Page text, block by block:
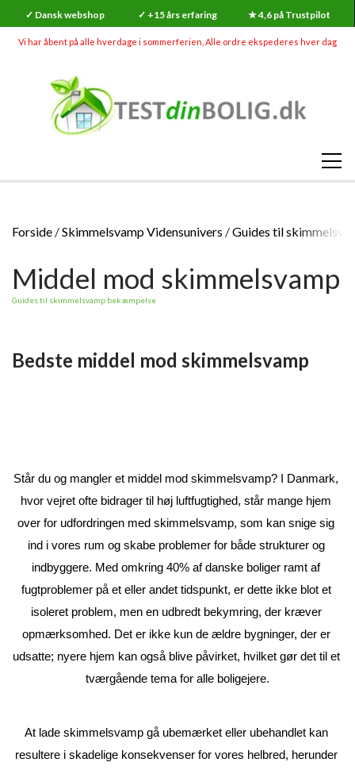
✓ Dansk webshop ✓ +15 års erfaring ★ 4,6 på Trustpilot
Vi har åbent på alle hverdage i sommerferien, Alle ordre ekspederes hver dag
SHOP
RADONMÅLINGER
RADONMÅLING - LANGTID (MIN. 60 DAGE)
SKIMMELSVAMP
SKIMMELSVAMP RENS
SKIMMELSVAMP BESKYTTELSESUDSTYR
KOLDTÅGE - SKIMMELSVAMPDRÆBER
SKIMMELSVAMPHUNDEN
INDEKLIMA MÅLER
SKADEDYR
BESKYTTELSESTØJ MOD SKIMMELSVAMP
INDEKLIMABØGER
DIV. BØGER/PUBLIKATION OM RADON/SKIMMELSVAMP
SKADEDYR (MEGA UDSALG)
RADONMÅLINGER
SKIMMELSVAMP
HYGROMETER / FUGTIGHEDSMÅLER
BESKYTTELSESUDSTYR MOD SKIMMELSVAMP
SKIMMELSVAMP RENS – EFFEKTIVE PRODUKTER TIL
KOLDTÅGE - SKIMMELSVAMP DRÆBER
OM OS
ÅBNINGSTIDER
LEVERING / AFHENTNING
NYHEDER
Forside Skimmelsvamp Vidensunivers Guides til
Middel mod skimmelsvamp
Guides til skimmelsvamp bekæmpelse
Bedste middel mod skimmelsvamp
Står du og mangler et middel mod skimmelsvamp? I Danmark,
hvor vejret ofte bidrager til høj luftfugtighed, står mange hjem
over for udfordringen med skimmelsvamp, som kan snige sig
ind i vores rum og skabe problemer for både strukturer og
indbyggere. Med omkring 40% af danske boliger ramt af
fugtproblemer på et eller andet tidspunkt, er dette ikke blot et
isoleret problem, men en udbredt bekymring, der kræver
opmærksomhed. Det er ikke kun de ældre bygninger, der er
udsatte; nyere hjem kan også blive påvirket, hvilket gør det til et
tværgående tema for alle boligejere.
At lade skimmelsvamp gå ubemærket eller ubehandlet kan
resultere i skadelige konsekvenser for vores helbred, herunder